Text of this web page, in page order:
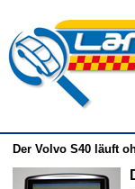
Der Volvo S40 läuft